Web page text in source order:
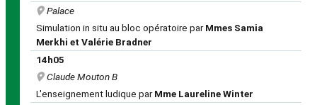
Palace
Simulation in situ au bloc opératoire parMmes Samia
Merkhi et Valérie Bradner
14h05
Claude Mouton B
L'enseignement ludique parMme Laureline Winter